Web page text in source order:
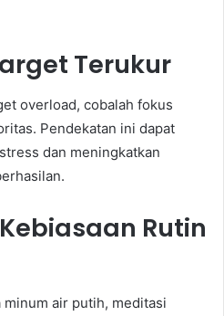
Terukur
overload, cobalah fokus
Pendekatan ini dapat
dan meningkatkan
Rutin
air putih, meditasi